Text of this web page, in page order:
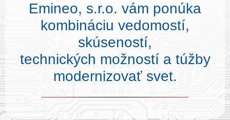
Emineo, s.r.o. vám ponúka
kombináciu vedomostí,
skúseností,
technických možností a túžby
modernizovať svet.